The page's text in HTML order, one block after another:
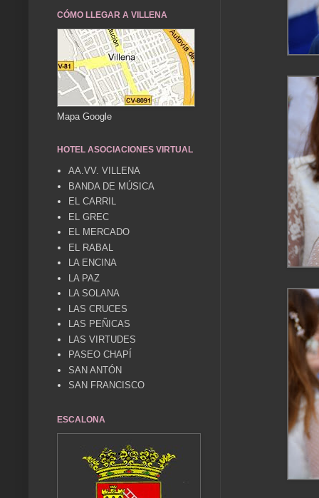
CÓMO LLEGAR A VILLENA
Mapa Google
HOTEL ASOCIACIONES VIRTUAL
AA.VV. VILLENA
BANDA DE MÚSICA
EL CARRIL
EL GREC
EL MERCADO
EL RABAL
LA ENCINA
LA PAZ
LA SOLANA
LAS CRUCES
LAS PEÑICAS
LAS VIRTUDES
PASEO CHAPÍ
SAN ANTÓN
SAN FRANCISCO
ESCALONA